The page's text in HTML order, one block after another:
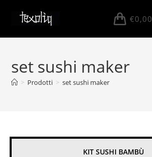
€0,00
set sushi maker
> Prodotti > set sushi maker
KIT SUSHI BAMBÙ